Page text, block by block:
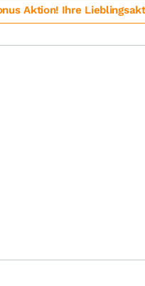
Aktion! Ihre